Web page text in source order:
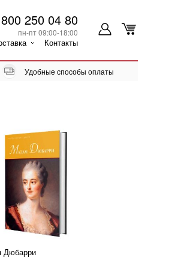
250 04 80
пн-пт 09:00-18:00
Контакты
Удобные способы оплаты
Дюбарри